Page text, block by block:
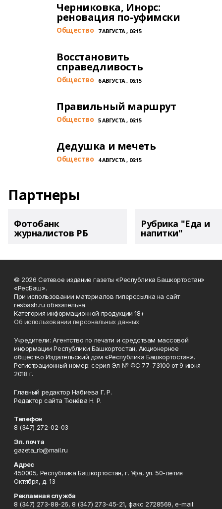
Черниковка, Инорс:
реновация по-уфимски
Общество 7 АВГУСТА , 06:15
Восстановить
справедливость
Общество 6 АВГУСТА , 06:15
Правильный маршрут
Общество 5 АВГУСТА , 06:15
Дедушка и мечеть
Общество 4 АВГУСТА , 06:15
Партнеры
Фотобанк
журналистов РБ
Рубрика "Еда и
напитки"
© 2026 Сетевое издание газеты «Республика Башкортостан»
«РесБаш».
При использовании материалов гиперссылка на сайт
resbash.ru обязательна.
Категория информационной продукции 18+
Об использовании персональных данных
Учредители: Агентство по печати и средствам массовой
информации Республики Башкортостан, Акционерное
общество Издательский дом «Республика Башкортостан».
Регистрационный номер: серия Эл № ФС 77-73100 от 9 июня
2018 г.
Главный редактор Набиева Г. Р.
Редактор сайта Тюнёва Н. Р.
Телефон
8 (347) 272-02-03
Эл. почта
gazeta_rb@mail.ru
Адрес
450005, Республика Башкортостан, г. Уфа, ул. 50-летия
Октября, д. 13
Рекламная служба
8 (347) 273-88-26, 8 (347) 273-45-21, факс 2728569, e-mail: